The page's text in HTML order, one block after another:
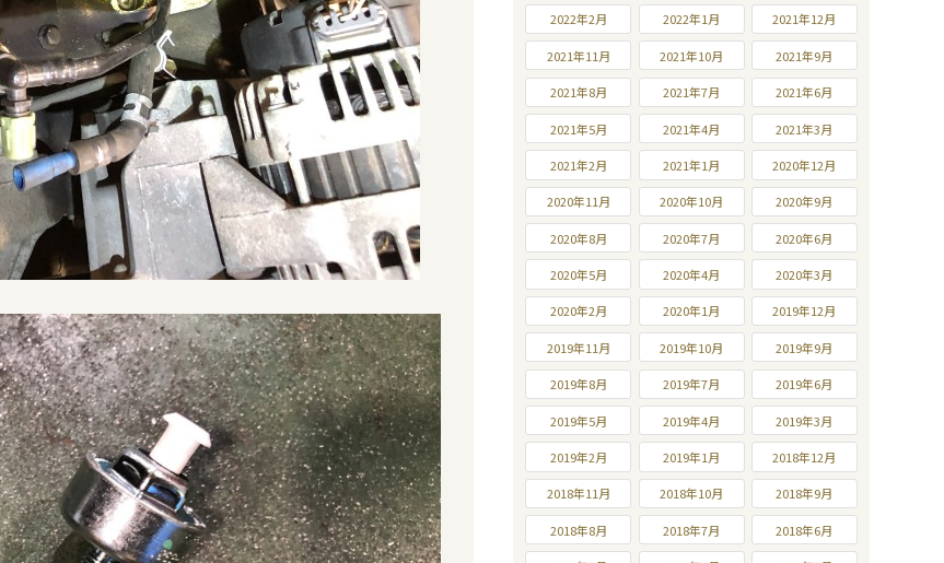
2022年2月 2022年1月 2021年12月
2021年11月 2021年10月 2021年9月
2021年8月 2021年7月 2021年6月
2021年5月 2021年4月 2021年3月
2021年2月 2021年1月 2020年12月
2020年11月 2020年10月 2020年9月
2020年8月 2020年7月 2020年6月
2020年5月 2020年4月 2020年3月
2020年2月 2020年1月 2019年12月
2019年11月 2019年10月 2019年9月
2019年8月 2019年7月 2019年6月
2019年5月 2019年4月 2019年3月
2019年2月 2019年1月 2018年12月
2018年11月 2018年10月 2018年9月
2018年8月 2018年7月 2018年6月